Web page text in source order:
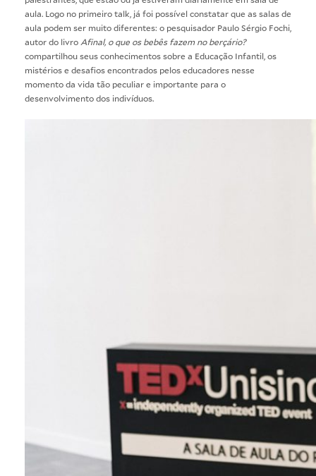
aula. Logo no primeiro talk, já foi possível constatar que as salas de
aula podem ser muito diferentes: o pesquisador Paulo Sérgio Fochi,
autor do livro Afinal, o que os bebês fazem no berçário?
compartilhou seus conhecimentos sobre a Educação Infantil, os
mistérios e desafios encontrados pelos educadores nesse
momento da vida tão peculiar e importante para o
desenvolvimento dos indivíduos.